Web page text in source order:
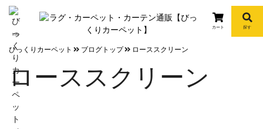
info
カート 探す
びっくりカーペット ブログトップ ローススクリーン
ローススクリーン